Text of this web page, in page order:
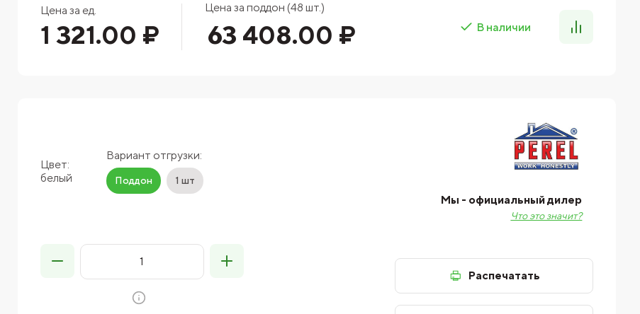
Цена за ед.
1 321.00 ₽
Цена за поддон (48 шт.)
63 408.00 ₽ В наличии
Цвет:
белый
Вариант отгрузки:
Поддон 1 шт
Мы - официальный дилер
Что это значит?
Распечатать